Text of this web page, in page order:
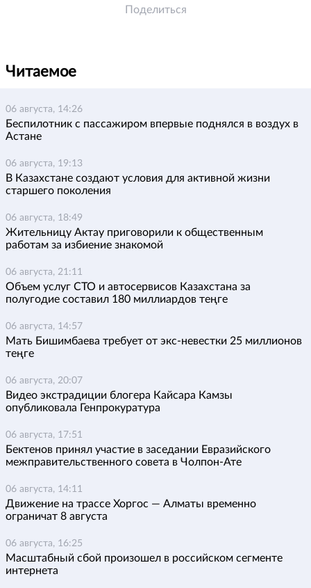
Поделиться
Читаемое
06 августа, 14:26
Беспилотник с пассажиром впервые поднялся в воздух в
Астане
06 августа, 19:13
В Казахстане создают условия для активной жизни
старшего поколения
06 августа, 18:49
Жительницу Актау приговорили к общественным
работам за избиение знакомой
06 августа, 21:11
Объем услуг СТО и автосервисов Казахстана за
полугодие составил 180 миллиардов теңге
06 августа, 14:57
Мать Бишимбаева требует от экс-невестки 25 миллионов
теңге
06 августа, 20:07
Видео экстрадиции блогера Кайсара Камзы
опубликовала Генпрокуратура
06 августа, 17:51
Бектенов принял участие в заседании Евразийского
межправительственного совета в Чолпон-Ате
06 августа, 14:11
Движение на трассе Хоргос — Алматы временно
ограничат 8 августа
06 августа, 16:25
Масштабный сбой произошел в российском сегменте
интернета